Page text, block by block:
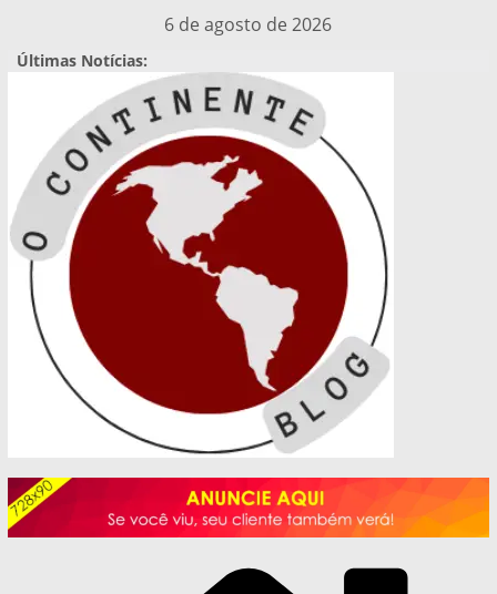
para
6 de agosto de 2026
Últimas Notícias: